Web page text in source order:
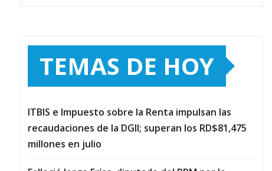
TEMAS DE HOY
ITBIS e Impuesto sobre la Renta impulsan las
recaudaciones de la DGII; superan los RD$81,475
millones en julio